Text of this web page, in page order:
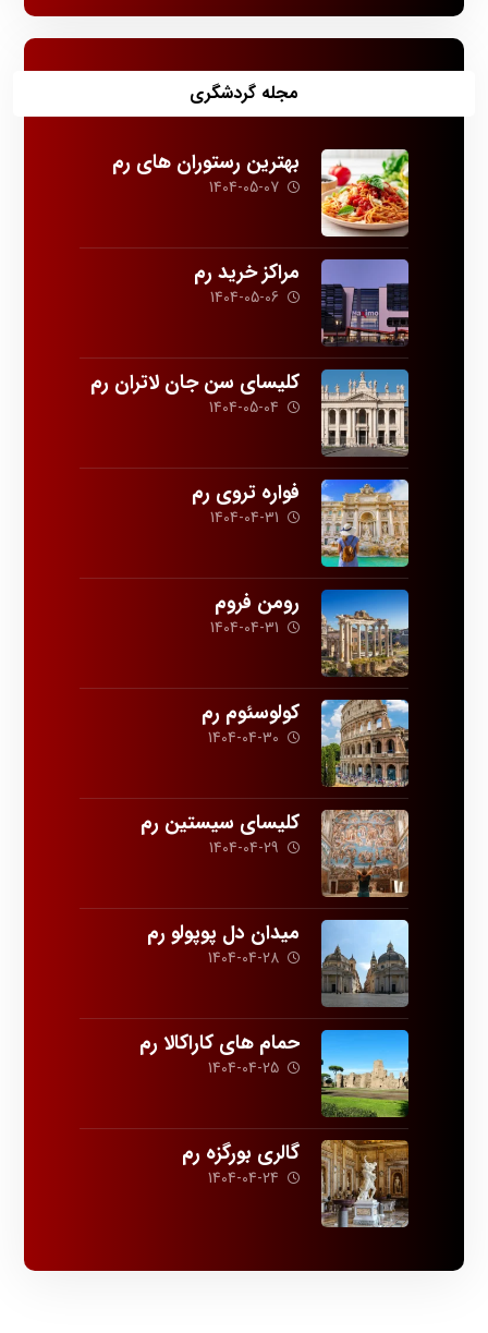
مجله گردشگری
بهترین رستوران های رم
1404-05-07
مراکز خرید رم
1404-05-06
کلیسای سن جان لاتران رم
1404-05-04
فواره تروی رم
1404-04-31
رومن فروم
1404-04-31
کولوسئوم رم
1404-04-30
کلیسای سیستین رم
1404-04-29
میدان دل پوپولو رم
1404-04-28
حمام های کاراکالا رم
1404-04-25
گالری بورگزه رم
1404-04-24